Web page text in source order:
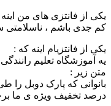
یکی از فانتزی های من
کم جدی باشم ، ناسلامتی
یکی از فانتزیام اینه که :
یه آموزشگاه تعلیم
متن زیر :
بانوانی که پارک دوبل را
درصد تخفیف ویژه ی ما